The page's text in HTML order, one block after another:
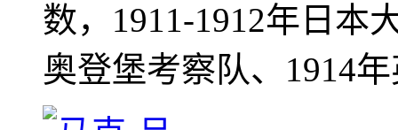
数，1911-1912年日本
奥登堡考察队、1914